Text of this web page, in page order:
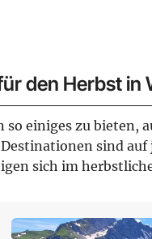
den Herbst in
so einiges zu bieten,
sind auf
sich im